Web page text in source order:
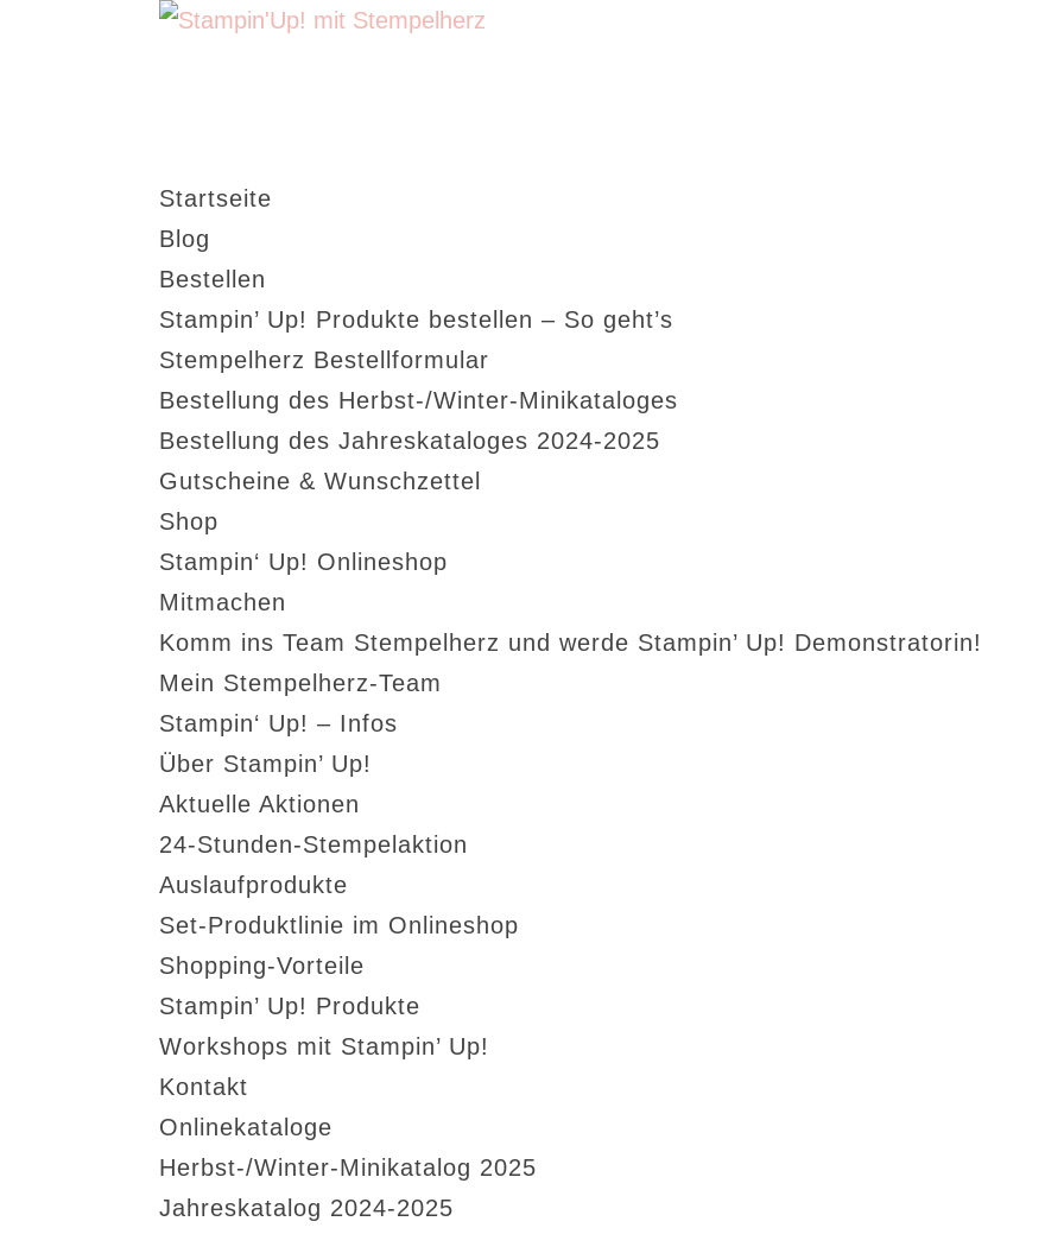
Startseite
Blog
Bestellen
Stampin’ Up! Produkte bestellen – So geht’s
Stempelherz Bestellformular
Bestellung des Herbst-/Winter-Minikataloges
Bestellung des Jahreskataloges 2024-2025
Gutscheine & Wunschzettel
Shop
Stampin‘ Up! Onlineshop
Mitmachen
Komm ins Team Stempelherz und werde Stampin’ Up! Demonstratorin!
Mein Stempelherz-Team
Stampin‘ Up! – Infos
Über Stampin’ Up!
Aktuelle Aktionen
24-Stunden-Stempelaktion
Auslaufprodukte
Set-Produktlinie im Onlineshop
Shopping-Vorteile
Stampin’ Up! Produkte
Workshops mit Stampin’ Up!
Kontakt
Onlinekataloge
Herbst-/Winter-Minikatalog 2025
Jahreskatalog 2024-2025